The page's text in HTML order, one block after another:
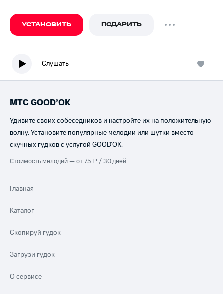
УСТАНОВИТЬ ПОДАРИТЬ
Слушать
МТС GOOD’OK
Удивите своих собеседников и настройте их на положительную
волну. Установите популярные мелодии или шутки вместо
скучных гудков с услугой GOOD’OK.
Стоимость мелодий — от 75 ₽ / 30 дней
Главная
Каталог
Скопируй гудок
Загрузи гудок
О сервисе